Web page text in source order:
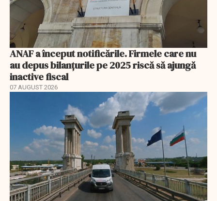
ANAF a început notificările. Firmele care nu
au depus bilanțurile pe 2025 riscă să ajungă
inactive fiscal
07 AUGUST 2026